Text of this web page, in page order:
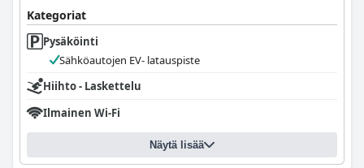
Kategoriat
Pysäköinti
Sähköautojen EV- latauspiste
Hiihto - Laskettelu
Ilmainen Wi-Fi
Näytä lisää